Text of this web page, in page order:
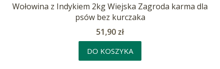
Wołowina z Indykiem 2kg Wiejska Zagroda karma dla
psów bez kurczaka
Cena
51,90 zł
DO KOSZYKA